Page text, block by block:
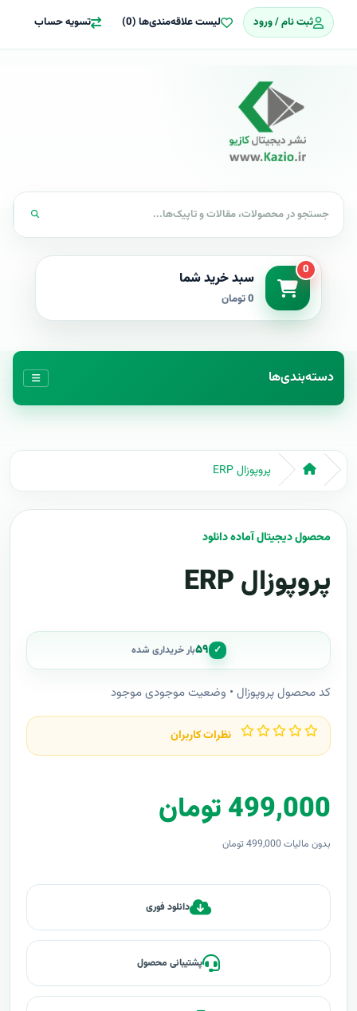
ثبت نام / ورود لیست علاقه‌مندی‌ها (0) تسویه حساب
0 سبد خرید شما
0 تومان
دسته‌بندی‌ها
پروپوزال ERP
محصول دیجیتال آماده دانلود
پروپوزال ERP
✓ ۵۹بار خریداری شده
کد محصول پروپوزال • وضعیت موجودی موجود
نظرات کاربران
499,000 تومان
بدون مالیات 499,000 تومان
دانلود فوری
پشتیبانی محصول